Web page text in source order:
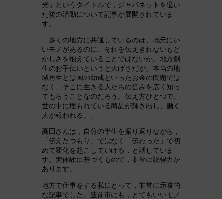
光」というタイトルで，ジャパネットを退い
た後の活動について記事が展開されていま
す。
「多くの地方に共通しているのは、地元にい
いモノがあるのに、それを伝えきれないもど
かしさを抱えていることではないか。地方創
生のお手伝いというと大げさだが、本当の地
域再生とは国の助成といったお金の問題では
なく、そこに生きる人たちの営みを広く知っ
てもらうことなのだろう。伝え方ひとつで、
世の中に埋もれている商品が輝き出し、働く
人が報われる。」
高田さんは，自分の半生を振り返りながら，
「伝えたつもり」ではなく「伝わった」で初
めて変化を起こしていける，と話していま
す。実体験に基づくもので，非常に説得力が
あります。
地方で仕事をする私にとって，非常に示唆的
な記事でした。豊前市にも，とてもいいモノ